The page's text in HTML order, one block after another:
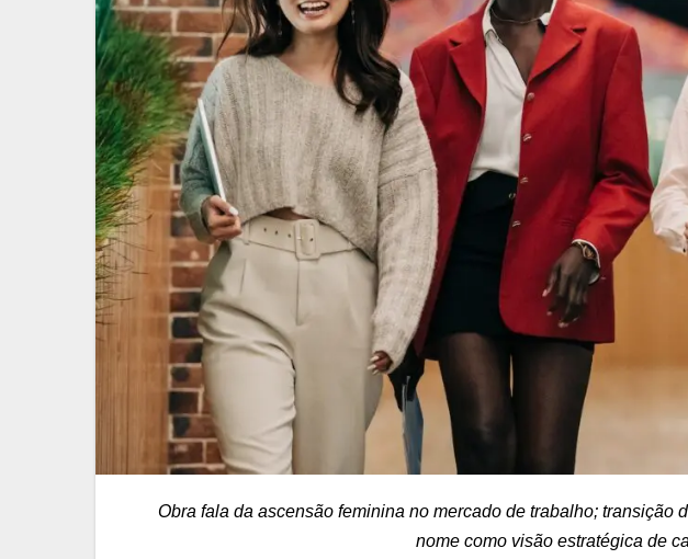
Obra fala da ascensão feminina no mercado de trabalho; transição
nome como visão estratégica de